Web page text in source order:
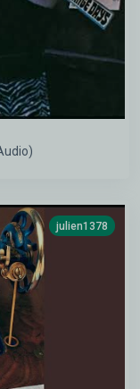
julien1378